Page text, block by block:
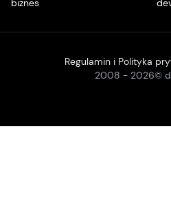
biznes
2008 - 2026©
Regulamin i Polityka